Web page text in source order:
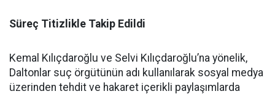
Süreç Titizlikle Takip Edildi
Kemal Kılıçdaroğlu ve Selvi Kılıçdaroğlu’na yönelik,
Daltonlar suç örgütünün adı kullanılarak sosyal medya
üzerinden tehdit ve hakaret içerikli paylaşımlarda